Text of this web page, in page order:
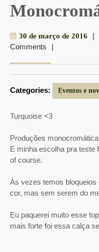
30 de março de 2016 30|
Comments
|
Categories: Eventos e
Turquoise <3
Produções
E minha escolha pra teste
of course.
Às vezes temos
cor, mas sem serem do
Eu paquerei muito esse
mais forte foi essa calça